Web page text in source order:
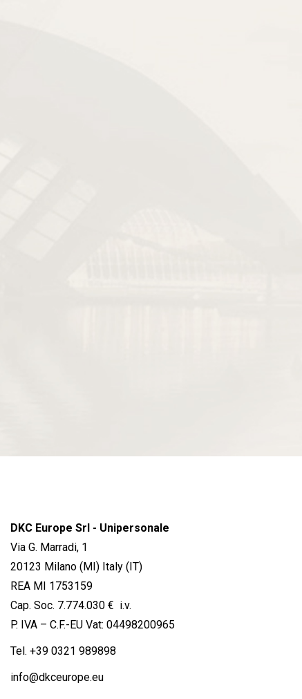
DKC Europe Srl - Unipersonale
Via G. Marradi, 1
20123 Milano (MI) Italy (IT)
REA MI 1753159
Cap. Soc. 7.774.030 € i.v.
P. IVA – C.F.-EU Vat: 04498200965
Tel. +39 0321 989898
info@dkceurope.eu